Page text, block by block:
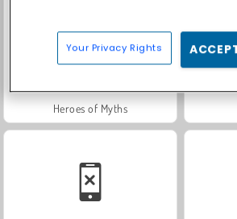
Heroes of Myths
Your Privacy Rights